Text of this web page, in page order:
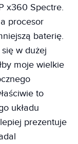
x360 Spectre.
procesor
baterię.
w dużej
moje wielkie
to
układu
prezentuje